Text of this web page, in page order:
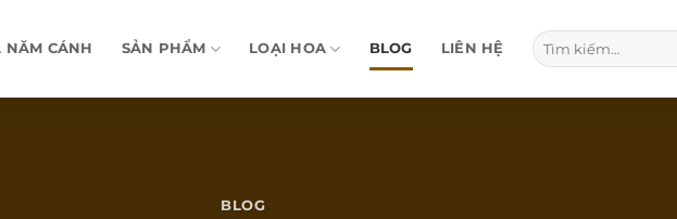
NĂM CÁNH SẢN PHẨM LOẠI HOA BLOG LIÊN HỆ
Tìm
kiếm:
BLOG